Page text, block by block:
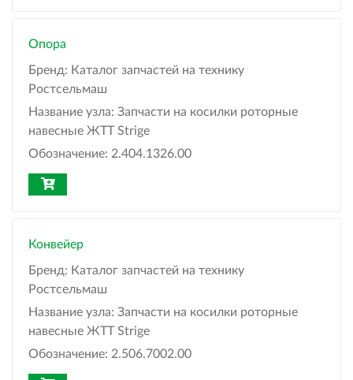
Опора
Бренд: Каталог запчастей на технику
Ростсельмаш
Название узла: Запчасти на косилки роторные
навесные ЖТТ Strige
Обозначение: 2.404.1326.00
Конвейер
Бренд: Каталог запчастей на технику
Ростсельмаш
Название узла: Запчасти на косилки роторные
навесные ЖТТ Strige
Обозначение: 2.506.7002.00